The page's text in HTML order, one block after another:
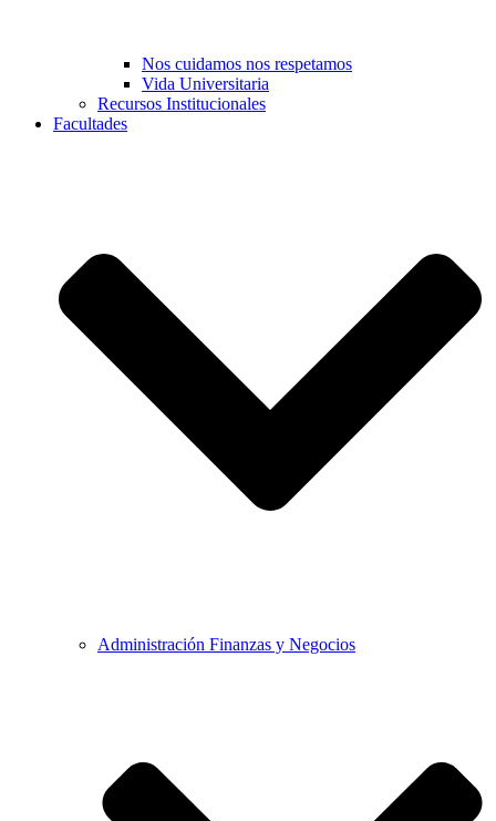
Nos cuidamos nos respetamos
Vida Universitaria
Recursos Institucionales
Facultades
Administración Finanzas y Negocios